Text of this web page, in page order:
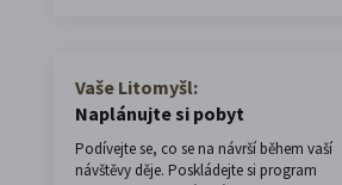
Vaše Litomyšl:
Naplánujte si pobyt
Podívejte se, co se na návrší během vaší
návštěvy děje. Poskládejte si program